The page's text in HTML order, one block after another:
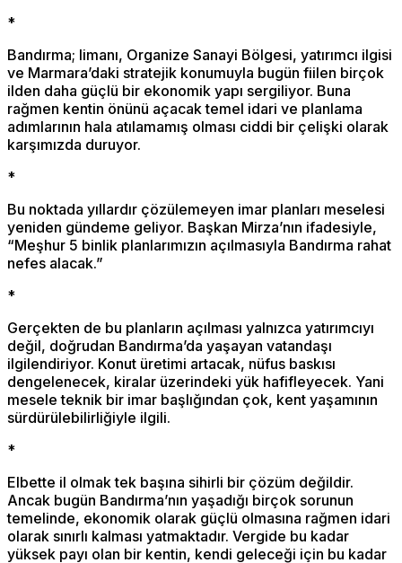
*
Bandırma; limanı, Organize Sanayi Bölgesi, yatırımcı ilgisi
ve Marmara’daki stratejik konumuyla bugün fiilen birçok
ilden daha güçlü bir ekonomik yapı sergiliyor. Buna
rağmen kentin önünü açacak temel idari ve planlama
adımlarının hala atılamamış olması ciddi bir çelişki olarak
karşımızda duruyor.
*
Bu noktada yıllardır çözülemeyen imar planları meselesi
yeniden gündeme geliyor. Başkan Mirza’nın ifadesiyle,
“Meşhur 5 binlik planlarımızın açılmasıyla Bandırma rahat
nefes alacak.”
*
Gerçekten de bu planların açılması yalnızca yatırımcıyı
değil, doğrudan Bandırma’da yaşayan vatandaşı
ilgilendiriyor. Konut üretimi artacak, nüfus baskısı
dengelenecek, kiralar üzerindeki yük hafifleyecek. Yani
mesele teknik bir imar başlığından çok, kent yaşamının
sürdürülebilirliğiyle ilgili.
*
Elbette il olmak tek başına sihirli bir çözüm değildir.
Ancak bugün Bandırma’nın yaşadığı birçok sorunun
temelinde, ekonomik olarak güçlü olmasına rağmen idari
olarak sınırlı kalması yatmaktadır. Vergide bu kadar
yüksek payı olan bir kentin, kendi geleceği için bu kadar